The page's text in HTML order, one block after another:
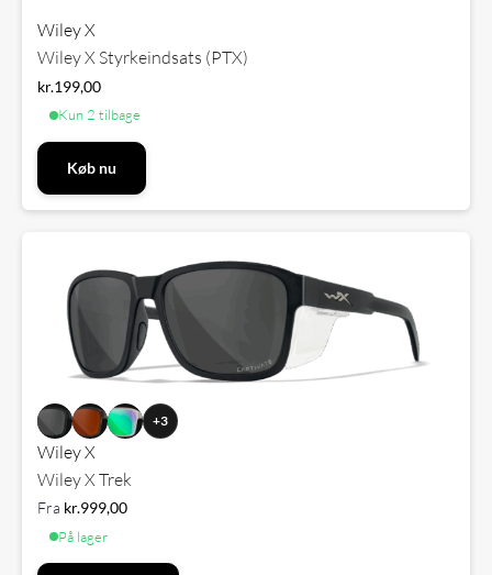
Wiley X
Wiley X Styrkeindsats (PTX)
kr.199,00
Kun 2 tilbage
Køb nu
+3
Wiley X
Wiley X Trek
Fra kr.999,00
På lager